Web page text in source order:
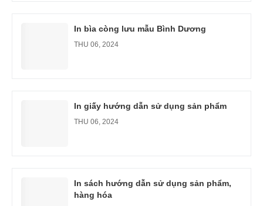
In bìa còng lưu mẫu Bình Dương
THU 06, 2024
In giấy hướng dẫn sử dụng sản phẩm
THU 06, 2024
In sách hướng dẫn sử dụng sản phẩm,
hàng hóa